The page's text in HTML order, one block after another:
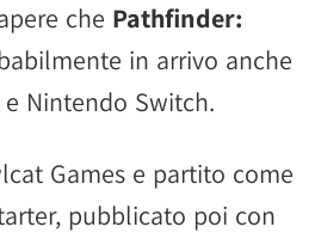
che Pathfinder:
in arrivo anche
e Nintendo Switch.
Games e partito come
pubblicato poi con